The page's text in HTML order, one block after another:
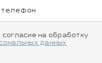
на обработку
данных